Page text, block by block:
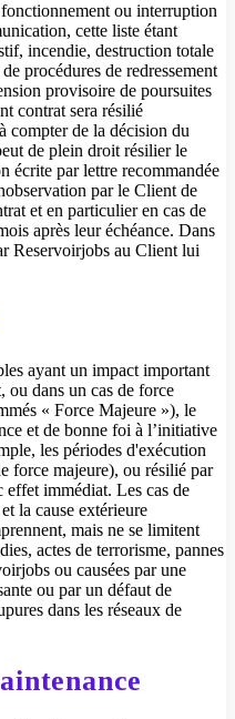
ou interruption
cette liste étant
incendie, destruction totale
procédures de redressement
provisoire de poursuites
contrat sera résilié
compter de la décision du
de plein droit résilier le
écrite par lettre recommandée
par le Client de
et en particulier en cas de
après leur échéance. Dans
Reservoirjobs au Client lui
ayant un impact important
ou dans un cas de force
« Force Majeure »), le
et de bonne foi à l’initiative
les périodes d'exécution
force majeure), ou résilié par
immédiat. Les cas de
la cause extérieure
mais ne se limitent
actes de terrorisme, pannes
ou causées par une
ou par un défaut de
dans les réseaux de